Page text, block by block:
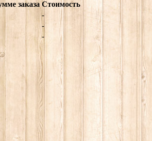
заказа Стоимость
-
-
-